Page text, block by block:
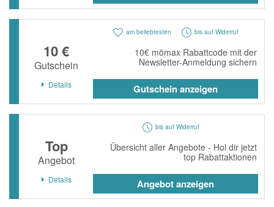
am beliebtesten bis auf Widerruf
10 €
Gutschein
10€ mömax Rabattcode mit der
Newsletter-Anmeldung sichern
Details Gutschein anzeigen
bis auf Widerruf
Top
Angebot
Übersicht aller Angebote - Hol dir jetzt
top Rabattaktionen
Details Angebot anzeigen